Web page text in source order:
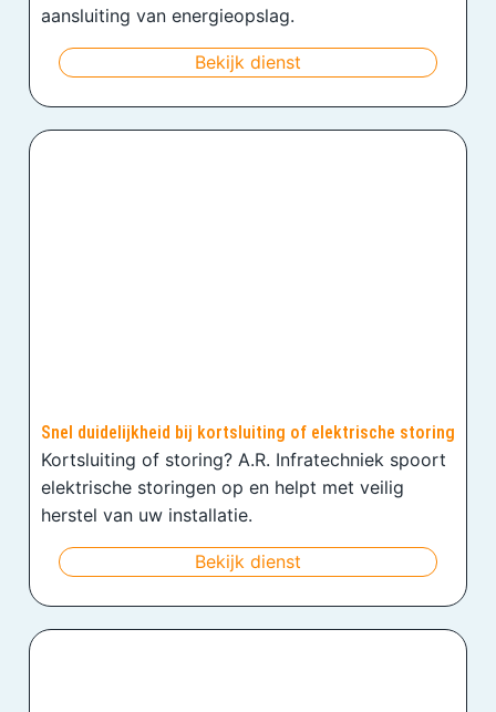
aansluiting van energieopslag.
Bekijk dienst
Snel duidelijkheid bij kortsluiting of elektrische storing
Kortsluiting of storing? A.R. Infratechniek spoort
elektrische storingen op en helpt met veilig
herstel van uw installatie.
Bekijk dienst